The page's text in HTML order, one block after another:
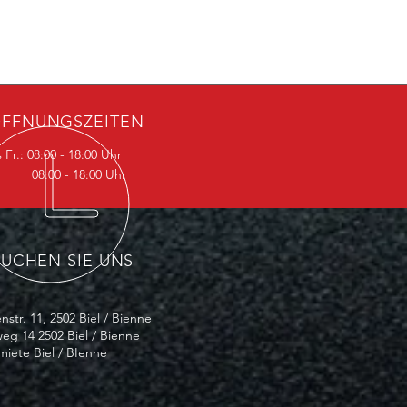
Fr.: 08:00 - 18:00 Uhr
- 18:00 Uhr
SIE UNS
11, 2502 Biel / Bienne
14 2502 Biel / Bienne
Biel / BIenne